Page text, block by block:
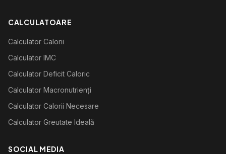
CALCULATOARE
Calculator Calorii
Calculator IMC
Calculator Deficit Caloric
Calculator Macronutrienți
Calculator Calorii Necesare
Calculator Greutate Ideală
SOCIAL MEDIA